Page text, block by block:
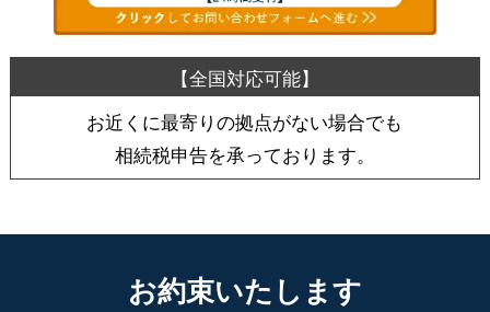
お近くに最寄りの拠点がない場合でも
相続税申告を承っております。
お約束いたします